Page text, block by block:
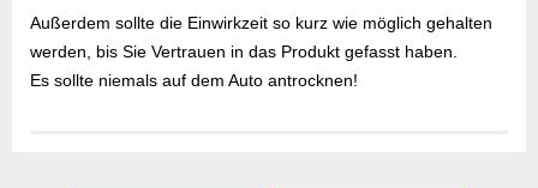
Außerdem sollte die Einwirkzeit so kurz wie möglich gehalten
werden, bis Sie Vertrauen in das Produkt gefasst haben.
Es sollte niemals auf dem Auto antrocknen!